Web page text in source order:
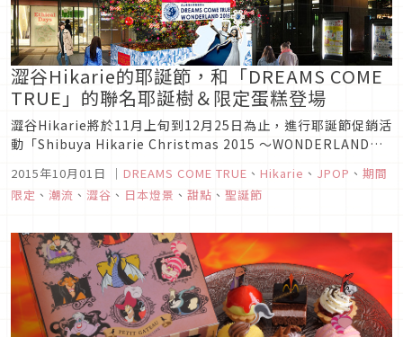
澀谷Hikarie的耶誕節，和「DREAMS COME
TRUE」的聯名耶誕樹＆限定蛋糕登場
澀谷Hikarie將於11月上旬到12月25日為止，進行耶誕節促銷活
動「Shibuya Hikarie Christmas 2015 ～WONDERLAND
TRUE）」每4年舉辦一次的「史上最強的移動遊樂園 DREAMS
COME TRUE W...
2015年10月01日 ｜ DREAMS COME TRUE 、 Hikarie 、 JPOP 、 期間
限定 、 潮流 、 澀谷 、 日本燈景 、 甜點 、 聖誕節